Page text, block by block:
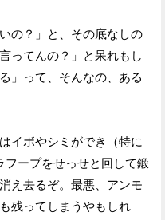
の？」と、その底なしの
ってんの？」と呆れもし
」って、そんなの、ある
イボやシミができ（特に
ープをせっせと回して鍛
え去るぞ。最悪、アンモ
残ってしまうやもしれ